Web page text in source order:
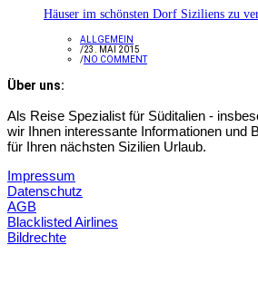
Häuser im schönsten Dorf Siziliens zu
ALLGEMEIN
/23. MAI 2015
/NO COMMENT
Über uns:
Als Reise Spezialist für Süditalien -
wir Ihnen interessante Informationen und
für Ihren nächsten Sizilien Urlaub.
Impressum
Datenschutz
AGB
Blacklisted Airlines
Bildrechte